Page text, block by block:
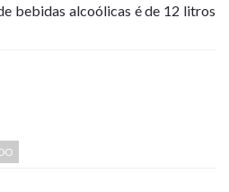
bebidas alcoólicas é de 12 litros